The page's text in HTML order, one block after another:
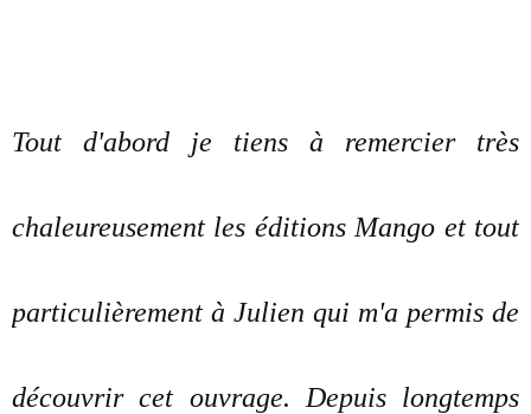
Tout d'abord je tiens à remercier très
chaleureusement les éditions Mango et tout
particulièrement à Julien qui m'a permis de
découvrir cet ouvrage. Depuis longtemps